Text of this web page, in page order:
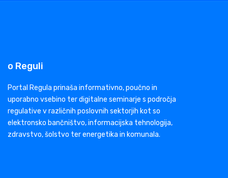
o Reguli
Portal Regula prinaša informativno, poučno in
uporabno vsebino ter digitalne seminarje s področja
regulative v različnih poslovnih sektorjih kot so
elektronsko bančništvo, informacijska tehnologija,
zdravstvo, šolstvo ter energetika in komunala.